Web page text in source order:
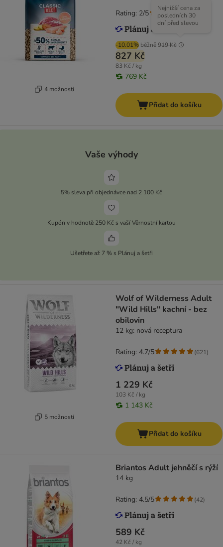
4 možností
-10.01% běžně919 Kč
Nejnižší cena za
posledních 30
dní před slevou
827 Kč
83 Kč / kg
769 Kč
Rating: 2/5 (1)
Přidat do košíku
Vaše výhody
5% sleva při objednávce nad 2 100 Kč
Kupón v hodnotě 250 Kč s vaší Věrnostní kartou
Ušetřete až 7 % s Plánuj a šetři
5 možností
Wolf of Wilderness Adult
"Wild Hills" kachní - bez
obilovin
12 kg: nová receptura
1 229 Kč
103 Kč / kg
1 143 Kč
Rating: 4.7/5 (621)
Přidat do košíku
Briantos Adult jehněčí s rýží
14 kg
589 Kč
42 Kč / kg
Rating: 4.5/5 (42)